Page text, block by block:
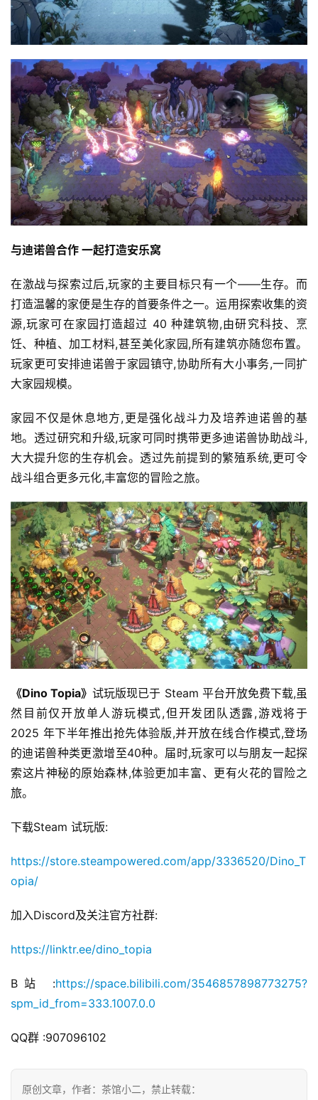
5
第
十
三
届
金
茶
奖
7
月
3
日
游
茶
对
会
上
海
站
中
文
(
中
国
)
与迪诺兽合作 一起打造安乐窝
在激战与探索过后,玩家的主要目标只有一个——生存。而
打造温馨的家便是生存的首要条件之一。运用探索收集的资
源,玩家可在家园打造超过 40 种建筑物,由研究科技、烹
饪、种植、加工材料,甚至美化家园,所有建筑亦随您布置。
玩家更可安排迪诺兽于家园镇守,协助所有大小事务,一同扩
大家园规模。
家园不仅是休息地方,更是强化战斗力及培养迪诺兽的基
地。透过研究和升级,玩家可同时携带更多迪诺兽协助战斗,
大大提升您的生存机会。透过先前提到的繁殖系统,更可令
战斗组合更多元化,丰富您的冒险之旅。
《Dino Topia》试玩版现已于 Steam 平台开放免费下载,虽
然目前仅开放单人游玩模式,但开发团队透露,游戏将于
2025 年下半年推出抢先体验版,并开放在线合作模式,登场
的迪诺兽种类更激增至40种。届时,玩家可以与朋友一起探
索这片神秘的原始森林,体验更加丰富、更有火花的冒险之
旅。
下载Steam 试玩版:
https://store.steampowered.com/app/3336520/Dino_T
opia/
加入Discord及关注官方社群:
https://linktr.ee/dino_topia
B站 :https://space.bilibili.com/3546857898773275?
spm_id_from=333.1007.0.0
QQ群 :907096102
原创文章，作者：茶馆小二，禁止转载：